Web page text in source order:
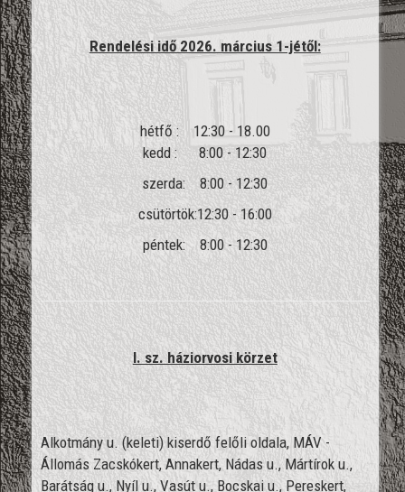
Rendelési idő 2026. március 1-jétől:
hétfő : 12:30 - 18.00
kedd : 8:00 - 12:30
szerda: 8:00 - 12:30
csütörtök:12:30 - 16:00
péntek: 8:00 - 12:30
I. sz. háziorvosi körzet
Alkotmány u. (keleti) kiserdő felőli oldala, MÁV -
Állomás Zacskókert, Annakert, Nádas u., Mártírok u.,
Barátság u., Nyíl u., Vasút u., Bocskai u., Pereskert,